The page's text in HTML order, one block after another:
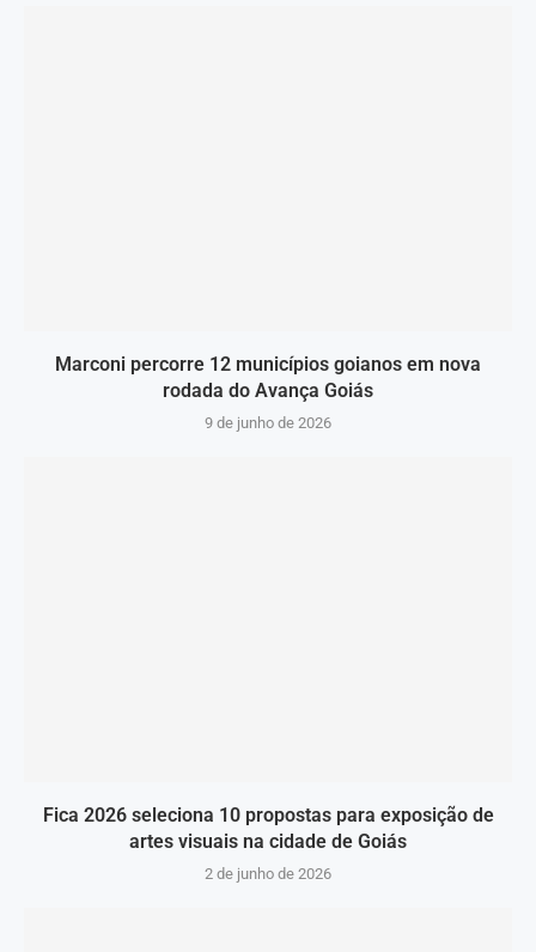
Marconi percorre 12 municípios goianos em nova
rodada do Avança Goiás
9 de junho de 2026
Fica 2026 seleciona 10 propostas para exposição de
artes visuais na cidade de Goiás
2 de junho de 2026